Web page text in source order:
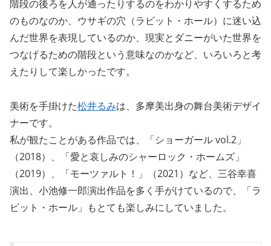
階段の後ろを人が通ったりするのをわかりやすくするため
のものなのか、ウサギの穴（ラビット・ホール）に迷い込
んだ世界を表現しているのか、現実とダニーがいた世界を
つなげるための階段という意味なのかなど、いろいろと考
えたりして楽しかったです。
美術を手掛けた松井るみは、多摩美出身の舞台美術デザイ
ナーです。
私が観たことがある作品では、「ショーガール vol.2」
（2018）、「愛と哀しみのシャーロック・ホームズ」
（2019）、「モーツァルト！」（2021）など、三谷幸喜
演出、小池修一郎演出作品を多く手がけているので、「ラ
ビット・ホール」もとても楽しみにしていました。